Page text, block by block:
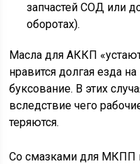
запчастей СОД или
оборотах).
Масла для АККП
нравится долгая езда
буксование. В этих
вследствие чего
теряются.
Со смазками для МКПП